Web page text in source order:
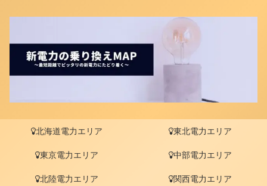
北海道電力エリア 東北電力エリア
東京電力エリア 中部電力エリア
北陸電力エリア 関西電力エリア